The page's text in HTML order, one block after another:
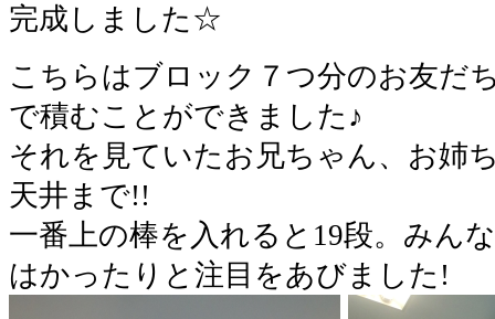
完成しました☆
こちらはブロック７つ分のお友だ
で積むことができました♪
それを見ていたお兄ちゃん、お姉
天井まで!!
一番上の棒を入れると19段。みん
はかったりと注目をあびました!